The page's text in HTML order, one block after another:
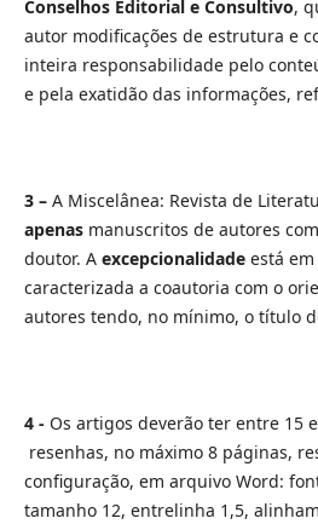
Conselhos Editorial e Consultivo,
autor modificações de estrutura e
inteira responsabilidade pelo
e pela exatidão das informações,
3 –A Miscelânea: Revista de
apenasmanuscritos de autores
doutor. A excepcionalidadeestá em
caracterizada a coautoria com o
autores tendo, no mínimo, o título
4 - Os artigos deverão ter entre 15
resenhas, no máximo 8 páginas,
configuração, em arquivo Word:
tamanho 12, entrelinha 1,5,